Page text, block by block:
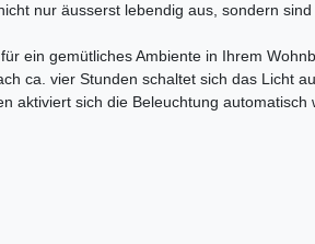
nur äusserst lebendig aus, sondern
ein gemütliches Ambiente in Ihrem
ca. vier Stunden schaltet sich das Licht
aktiviert sich die Beleuchtung automatisch